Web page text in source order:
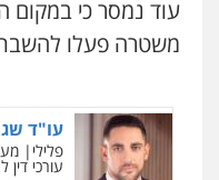
סלימאן
פלילי
עו"ד
פלילי
עוד נמסר כי במקום
משטרה פעלו
פלילי
חמורה
עו"ד
פלילי
עורכי דין
צילום
דין